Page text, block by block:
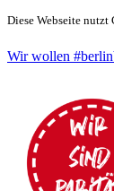
Diese Webseite nutzt
Wir wollen